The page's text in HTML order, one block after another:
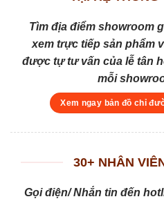
Tìm địa điểm showroom
xem trực tiếp sản phẩm
được tự tư vấn của lễ tân
mỗi
Xem ngay bản đồ chỉ
30+ NHÂN
Gọi điện/ Nhắn tin đến